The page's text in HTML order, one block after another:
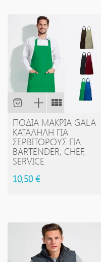
ΠΟΔΙΆ ΜΑΚΡΙΆ GALA
ΚΑΤΆΛΗΛΗ ΓΙΑ
ΣΕΡΒΙΤΌΡΟΥΣ ΓΙΑ
BARTENDER, CHEF,
SERVICE
10,50 €